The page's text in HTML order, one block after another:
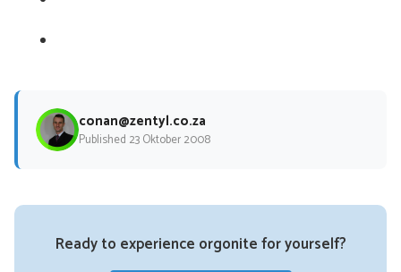
conan@zentyl.co.za
Published 23 Oktober 2008
Ready to experience orgonite for yourself?